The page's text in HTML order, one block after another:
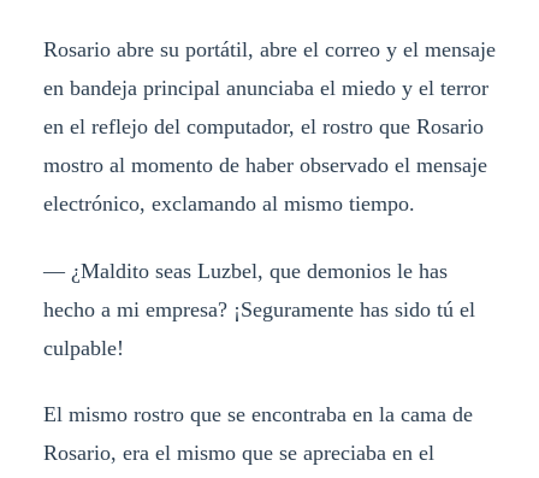
Rosario abre su portátil, abre el correo y el mensaje
en bandeja principal anunciaba el miedo y el terror
en el reflejo del computador, el rostro que Rosario
mostro al momento de haber observado el mensaje
electrónico, exclamando al mismo tiempo.
— ¿Maldito seas Luzbel, que demonios le has
hecho a mi empresa? ¡Seguramente has sido tú el
culpable!
El mismo rostro que se encontraba en la cama de
Rosario, era el mismo que se apreciaba en el